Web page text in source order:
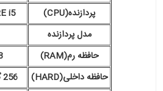
پردازنده(CPU)
i5
مدل پردازنده
حافظه رم(RAM)
8
حافظه داخلی(HARD)
256 گیگابایت SSD